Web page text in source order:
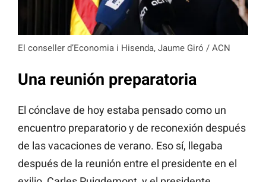
El conseller d’Economia i Hisenda, Jaume Giró / ACN
Una reunión preparatoria
El cónclave de hoy estaba pensado como un
encuentro preparatorio y de reconexión después
de las vacaciones de verano. Eso sí, llegaba
después de la reunión entre el presidente en el